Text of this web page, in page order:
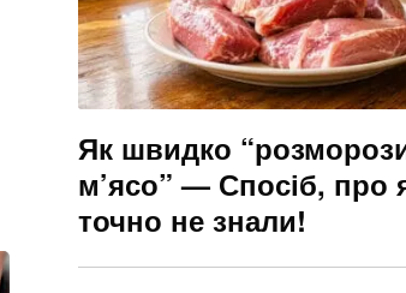
Як швидко
м’ясо” — Спосіб, про
точно не знали!